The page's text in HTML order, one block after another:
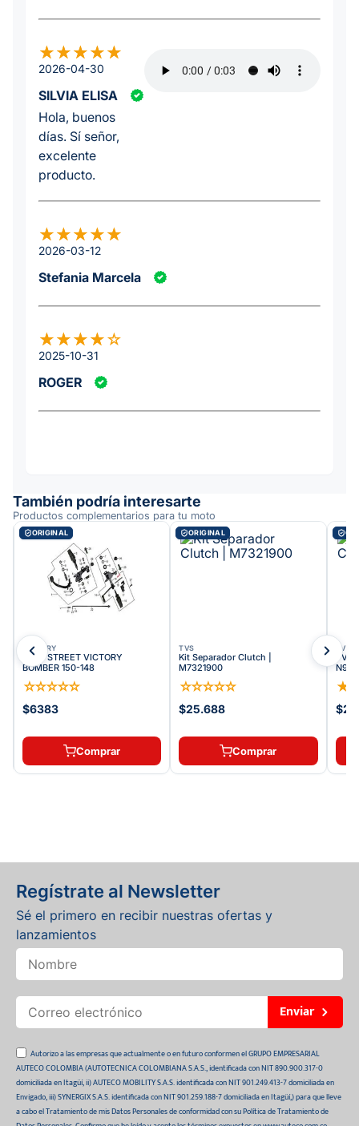
2026-04-30
SILVIA ELISA
Hola, buenos
días. Sí señor,
excelente
producto.
2026-03-12
Stefania Marcela
2025-10-31
ROGER
También podría interesarte
Productos complementarios para tu moto
ORIGINAL
VICTORY
BUJE STREET VICTORY
BOMBER 150-148
☆☆☆☆☆
$6383
Comprar
ORIGINAL
TVS
Kit Separador Clutch |
M7321900
☆☆☆☆☆
$25.688
Comprar
TVS
TVS
★
Regístrate al Newsletter
Sé el primero en recibir nuestras ofertas y
lanzamientos
Enviar
Autorizo a las empresas que actualmente o en futuro conformen el GRUPO EMPRESARIAL
AUTECO COLOMBIA (AUTOTECNICA COLOMBIANA S.A.S., identificada con NIT 890.900.317-0
domiciliada en Itagüí, ii) AUTECO MOBILITY S.A.S. identificada con NIT 901.249.413-7 domiciliada en
Envigado, iii) SYNERGIX S.A.S. identificada con NIT 901.259.188-7 domiciliada en Itagüí,) para que lleve
a cabo el Tratamiento de mis Datos Personales de conformidad con su Política de Tratamiento de